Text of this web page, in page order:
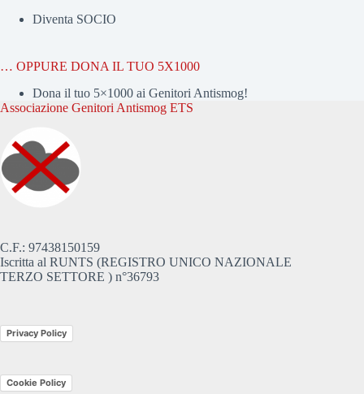
Diventa SOCIO
… OPPURE DONA IL TUO 5X1000
Dona il tuo 5×1000 ai Genitori Antismog!
Associazione Genitori Antismog ETS
C.F.: 97438150159
Iscritta al RUNTS (REGISTRO UNICO NAZIONALE
TERZO SETTORE ) n°36793
Privacy Policy
Cookie Policy